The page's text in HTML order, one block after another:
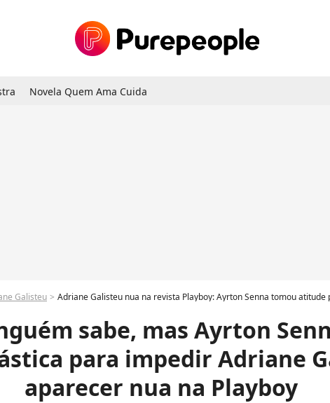
Novela Quem Ama Cuida
Galisteu Adriane Galisteu nua na revista Playboy: Ayrton Senna tomou
sabe, mas Ayrton
para impedir Adriane
aparecer nua na Playboy